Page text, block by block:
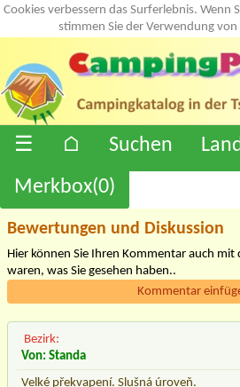
Cookies verbessern das Surferlebnis. Wenn
stimmen Sie der Verwendung von
☰ ⌂ Suchen
Merkbox(0)
Bewertungen und Diskussion
Hier können Sie Ihren Kommentar auch
waren, was Sie gesehen haben..
Kommentar
Bezirk:
Von: Standa
Velké překvapení. Slušná úroveň.